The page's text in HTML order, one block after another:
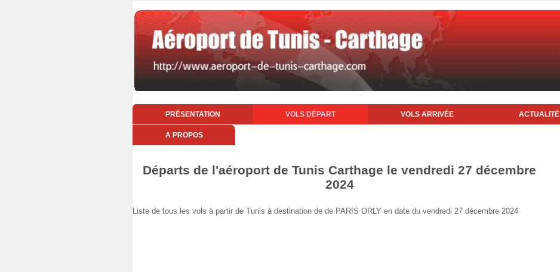
PRÉSENTATION VOLS DÉPART VOLS ARRIVÉE ACTUALITÉ
A PROPOS
Départs de l'aéroport de Tunis Carthage le vendredi 27 décembre
2024
Liste de tous les vols à partir de Tunis à destination de de PARIS ORLY en date du vendredi 27 décembre 2024